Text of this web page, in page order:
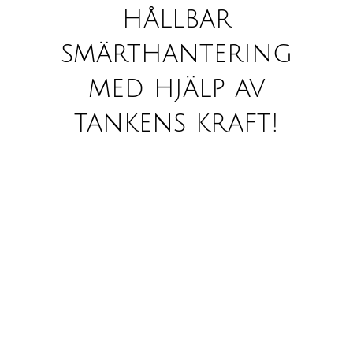
hållbar
smärthantering
med hjälp av
tankens kraft!